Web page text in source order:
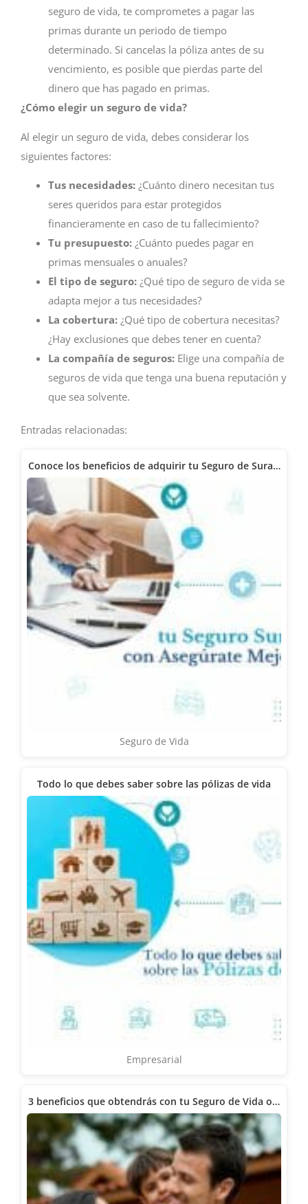
seguro de vida, te comprometes a pagar las
primas durante un periodo de tiempo
determinado. Si cancelas la póliza antes de su
vencimiento, es posible que pierdas parte del
dinero que has pagado en primas.
¿Cómo elegir un seguro de vida?
Al elegir un seguro de vida, debes considerar los
siguientes factores:
Tus necesidades: ¿Cuánto dinero necesitan tus
seres queridos para estar protegidos
financieramente en caso de tu fallecimiento?
Tu presupuesto: ¿Cuánto puedes pagar en
primas mensuales o anuales?
El tipo de seguro: ¿Qué tipo de seguro de vida se
adapta mejor a tus necesidades?
La cobertura: ¿Qué tipo de cobertura necesitas?
¿Hay exclusiones que debes tener en cuenta?
La compañía de seguros: Elige una compañía de
seguros de vida que tenga una buena reputación y
que sea solvente.
Entradas relacionadas:
Conoce los beneficios de adquirir tu Seguro de Sura…
Seguro de Vida
Todo lo que debes saber sobre las pólizas de vida
Empresarial
3 beneficios que obtendrás con tu Seguro de Vida o…